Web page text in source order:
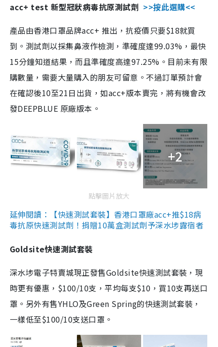
acc+ test 新型冠狀病毒抗原測試劑 >>按此選購<<
產品由香港口罩品牌acc+ 推出，抗疫價只要$18就買
到。測試劑以採集鼻液作檢測，準確度達99.03%，最快
15分鐘知道結果，而且準確度高達97.25%。目前未有限
購數量，需要大量購入的朋友可留意。不過訂單預計會
在確認後10至21日出貨，如acc+版本賣完，將有機會改
發DEEPBLUE 原廠版本。
+2
點擊圖片放大
延伸閱讀：【快速測試套裝】香港口罩廠acc+推$18病
毒抗原快速測試劑！捐贈10萬盒測試劑予深水埗露宿者
Goldsite快速測試套裝
深水埗電子特賣城現正發售Goldsite快速測試套裝，現
時更有優惠，$100/10支，平均每支$10，買10支再送口
罩。另外有售YHLO及Green Spring的快速測試套裝，
一樣低至$100/10支送口罩。